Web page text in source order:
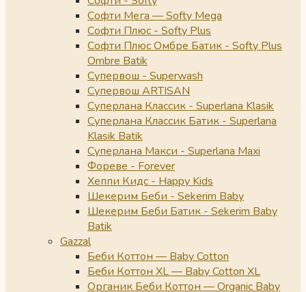
Софти Мега — Softy Mega
Софти Плюс - Softy Plus
Софти Плюс Омбре Батик - Softy Plus
Ombre Batik
Супервош - Superwash
Супервош ARTISAN
Суперлана Классик - Superlana Klasik
Суперлана Классик Батик - Superlana
Klasik Batik
Суперлана Макси - Superlana Maxi
Фореве - Forever
Хеппи Кидс - Happy Kids
Шекерим Беби - Sekerim Baby
Шекерим Беби Батик - Sekerim Baby
Batik
Gazzal
Беби Коттон — Baby Cotton
Беби Коттон XL — Baby Cotton XL
Органик Беби Коттон — Organic Baby